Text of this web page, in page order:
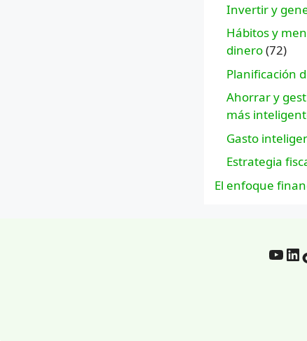
Invertir y
Hábitos y
dinero(72)
Planificación
Ahorrar y
más
Gasto
Estrategia
El enfoque